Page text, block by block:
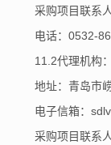
采购项目联系
电话：0532-
11.2代理机构
地址：青岛市
电子信箱：
采购项目联系